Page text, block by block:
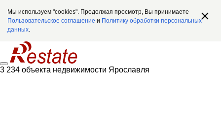
Мы используем "cookies". Продолжая просмотр, Вы принимаете
Пользовательское соглашение и Политику обработки персональных
данных.
3 234 объекта недвижимости Ярославля